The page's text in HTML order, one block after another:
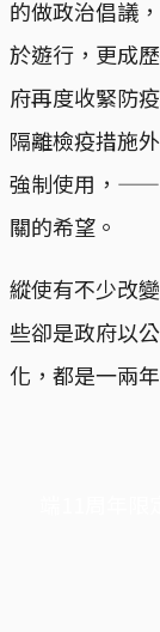
的做政治倡議
於遊行，更成
府再度收緊防
隔離檢疫措施
強制使用，——
關的希望。
縱使有不少改
些卻是政府以
化，都是一兩